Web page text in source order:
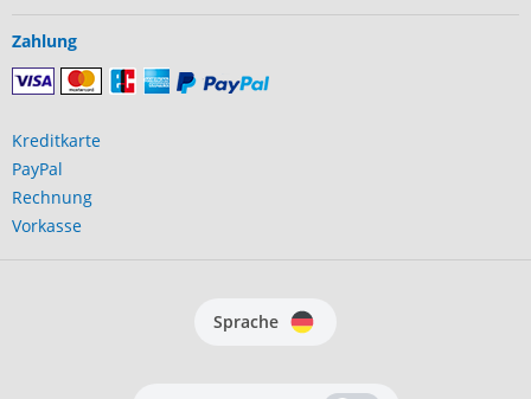
Zahlung
Kreditkarte
PayPal
Rechnung
Vorkasse
Sprache